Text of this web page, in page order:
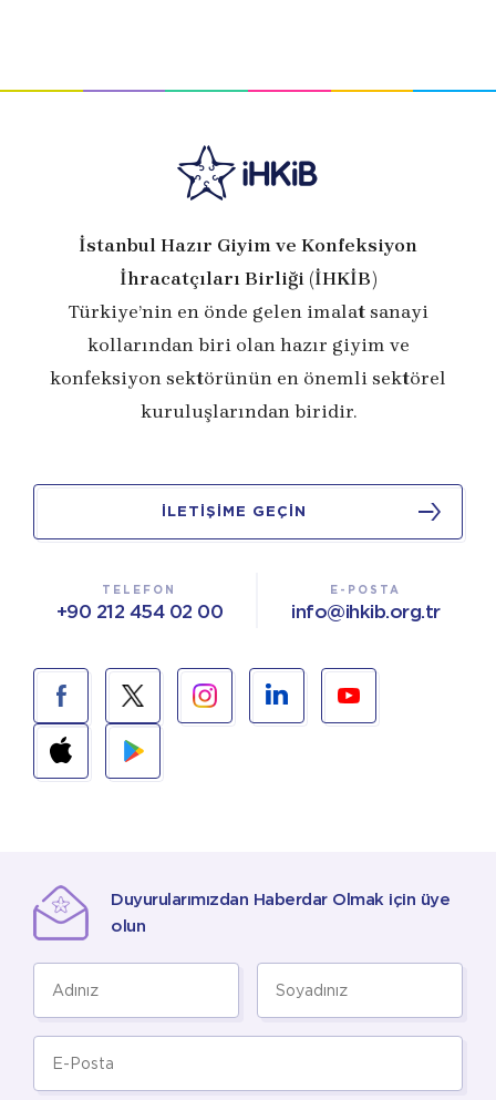
İstanbul Hazır Giyim ve Konfeksiyon
İhracatçıları Birliği (İHKİB)
Türkiye’nin en önde gelen imalat sanayi
kollarından biri olan hazır giyim ve
konfeksiyon sektörünün en önemli sektörel
kuruluşlarından biridir.
İLETİŞİME GEÇİN
TELEFON
+90 212 454 02 00
E-POSTA
info@ihkib.org.tr
Duyurularımızdan Haberdar Olmak için üye
olun